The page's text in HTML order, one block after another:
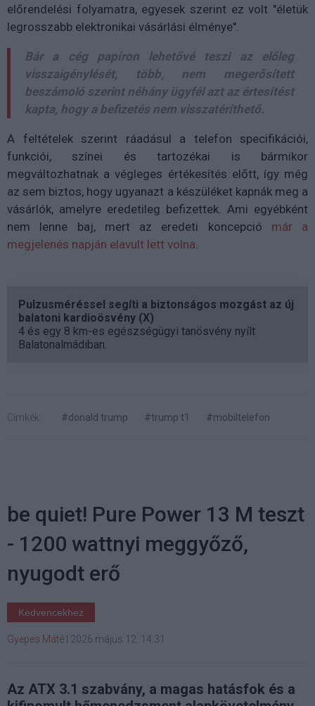
előrendelési folyamatra, egyesek szerint ez volt "életük
legrosszabb elektronikai vásárlási élménye".
Bár a cég papíron lehetővé teszi az előleg
visszaigénylését, több, nem megerősített
beszámoló szerint néhány ügyfél azt az értesítést
kapta, hogy a befizetés nem visszatéríthető.
A feltételek szerint ráadásul a telefon specifikációi,
funkciói, színei és tartozékai is bármikor
megváltozhatnak a végleges értékesítés előtt, így még
az sem biztos, hogy ugyanazt a készüléket kapnák meg a
vásárlók, amelyre eredetileg befizettek. Ami egyébként
nem lenne baj, mert az eredeti koncepció már a
megjelenés napján elavult lett volna.
Pulzusméréssel segíti a biztonságos mozgást az új
balatoni kardioösvény (X)
4 és egy 8 km-es egészségügyi tanösvény nyílt
Balatonalmádiban.
Címkék: #donald trump #trump t1 #mobiltelefon
be quiet! Pure Power 13 M teszt
- 1200 wattnyi meggyőző,
nyugodt erő
Kedvencekhez
Gyepes Máté 2026 május 12. 14:31
Az ATX 3.1 szabvány, a magas hatásfok és a